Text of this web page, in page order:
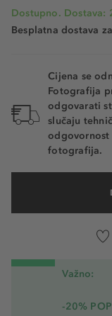
Dostupno. Dostava:
Besplatna dostava
Cijena se
Fotografija
odgovarati
slučaju
odgovornost
fotografija.
Važno:
-20%